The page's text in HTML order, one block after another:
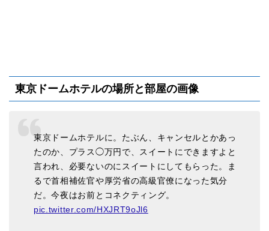
東京ドームホテルの場所と部屋の画像
東京ドームホテルに。たぶん、キャンセルとかあっ
たのか、プラス◯万円で、スイートにできますよと
言われ、必要ないのにスイートにしてもらった。ま
るで首相補佐官や厚労省の高級官僚になった気分
だ。今夜はお前とコネクティング。
pic.twitter.com/HXJRT9oJl6